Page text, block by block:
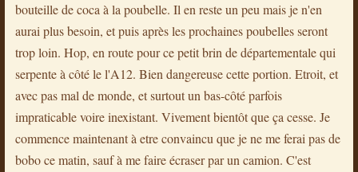
bouteille de coca à la poubelle. Il en reste un peu mais je n'en
aurai plus besoin, et puis après les prochaines poubelles seront
trop loin. Hop, en route pour ce petit brin de départementale qui
serpente à côté le l'A12. Bien dangereuse cette portion. Etroit, et
avec pas mal de monde, et surtout un bas-côté parfois
impraticable voire inexistant. Vivement bientôt que ça cesse. Je
commence maintenant à etre convaincu que je ne me ferai pas de
bobo ce matin, sauf à me faire écraser par un camion. C'est